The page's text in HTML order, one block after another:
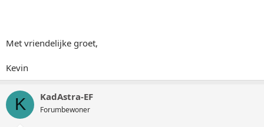
Met vriendelijke groet,
Kevin
K KadAstra-EF
Forumbewoner